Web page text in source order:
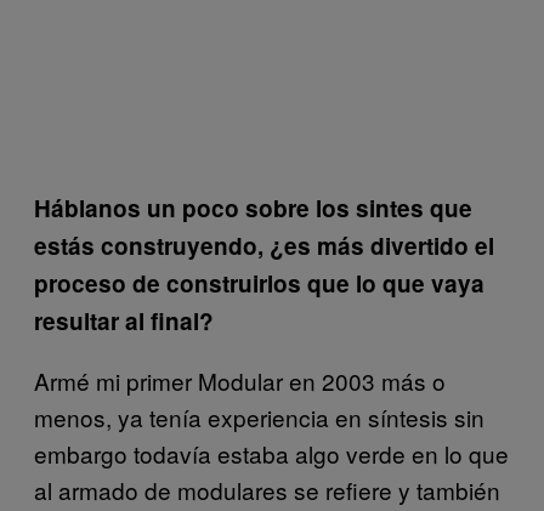
Háblanos un poco sobre los sintes que
estás construyendo, ¿es más divertido el
proceso de construirlos que lo que vaya
resultar al final?
Armé mi primer Modular en 2003 más o
menos, ya tenía experiencia en síntesis sin
embargo todavía estaba algo verde en lo que
al armado de modulares se refiere y también